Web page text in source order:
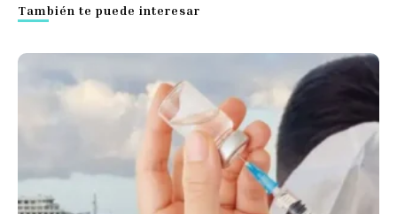
También te puede interesar